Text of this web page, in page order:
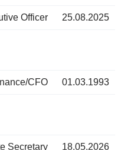
Officer 25.08.2025
CFO 01.03.1993
Secretary 18.05.2026